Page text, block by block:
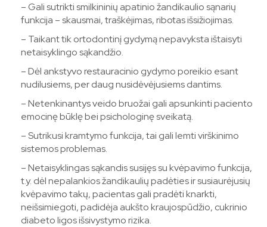
– Gali sutrikti smilkininių apatinio žandikaulio sąnarių
funkcija – skausmai, traškėjimas, ribotas išsižiojimas.
– Taikant tik ortodontinį gydymą nepavyksta ištaisyti
netaisyklingo sąkandžio.
– Dėl ankstyvo restauracinio gydymo poreikio esant
nudilusiems, per daug nusidėvėjusiems dantims.
– Netenkinantys veido bruožai gali apsunkinti paciento
emocinę būklę bei psichologinę sveikatą.
– Sutrikusi kramtymo funkcija, tai gali lemti virškinimo
sistemos problemas.
– Netaisyklingas sąkandis susijęs su kvėpavimo funkcija,
t.y. dėl nepalankios žandikaulių padėties ir susiaurėjusių
kvėpavimo takų, pacientas gali pradėti knarkti,
neišsimiegoti, padidėja aukšto kraujospūdžio, cukrinio
diabeto ligos išsivystymo rizika.